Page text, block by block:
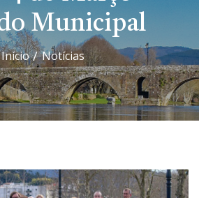
Municipal
Início Notícias